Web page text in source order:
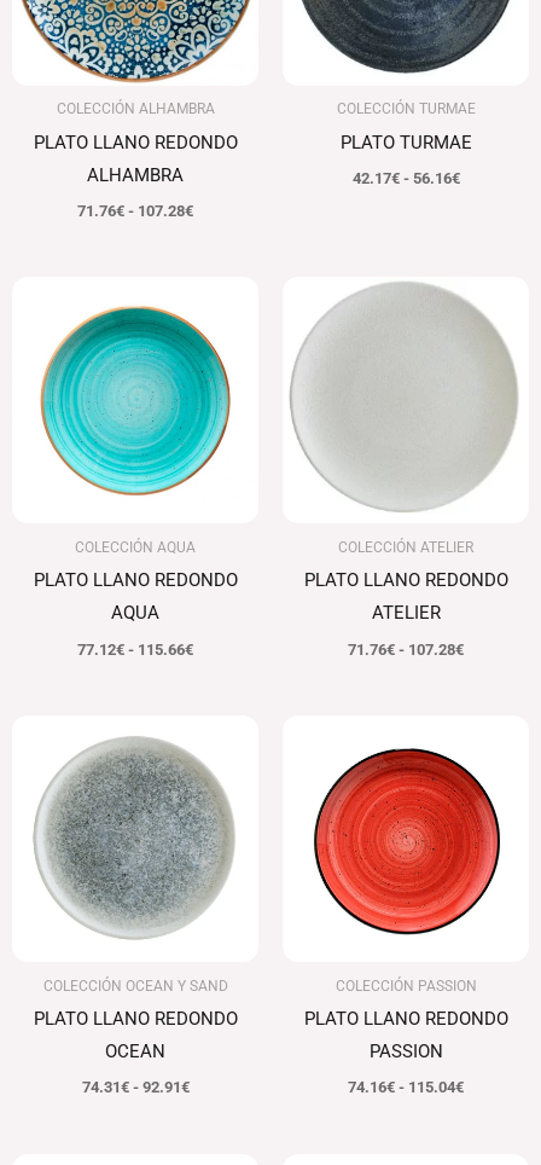
COLECCIÓN ALHAMBRA
PLATO LLANO REDONDO
ALHAMBRA
71.76€ - 107.28€
COLECCIÓN TURMAE
PLATO TURMAE
42.17€ - 56.16€
COLECCIÓN AQUA
PLATO LLANO REDONDO
AQUA
77.12€ - 115.66€
precios:
desde
77.12€
hasta
115.66€
COLECCIÓN ATELIER
PLATO LLANO REDONDO
ATELIER
71.76€ - 107.28€
de
precios:
desde
107.28€
COLECCIÓN OCEAN Y SAND
PLATO LLANO REDONDO
OCEAN
74.31€ - 92.91€
precios:
desde
74.31€
hasta
92.91€
COLECCIÓN PASSION
PLATO LLANO REDONDO
PASSION
74.16€ - 115.04€
precios:
desde
74.16€
hasta
115.04€